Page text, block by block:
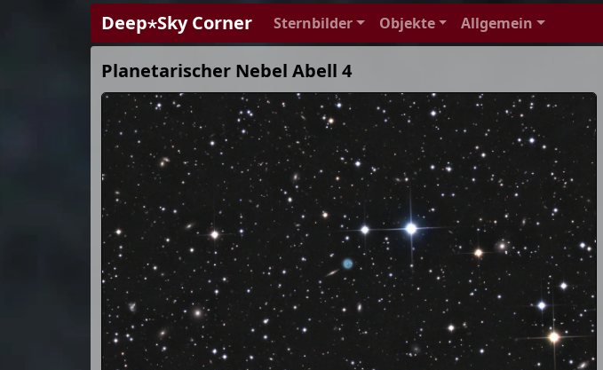
Deep⋆Sky Corner Sternbilder Objekte Allgemein
Planetarischer Nebel Abell 4